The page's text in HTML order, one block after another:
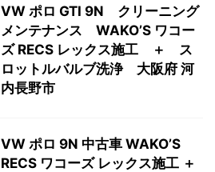
VW ポロ GTI 9N クリーニング
メンテナンス WAKO’S ワコー
ズ RECS レックス施工 ＋ ス
ロットルバルブ洗浄 大阪府 河
内長野市
VW ポロ 9N 中古車 WAKO’S
RECS ワコーズ レックス施工 ＋